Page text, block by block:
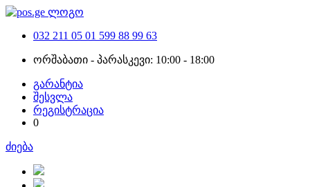
032 211 05 01 599 88 99 63
ორშაბათი - პარასკევი: 10:00 - 18:00
გარანტია
შესვლა
რეგისტრაცია
0
ძიება